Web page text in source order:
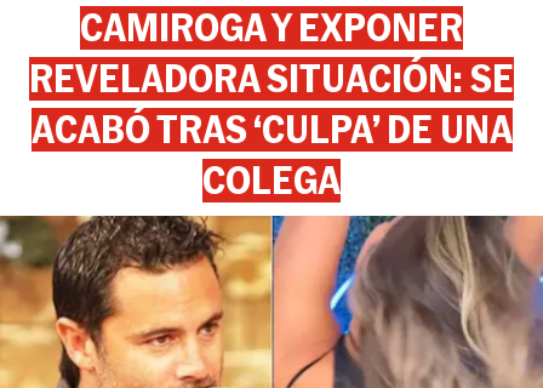
CAMIROGA Y EXPONER
REVELADORA SITUACIÓN: SE
ACABÓ TRAS ‘CULPA’ DE UNA
COLEGA